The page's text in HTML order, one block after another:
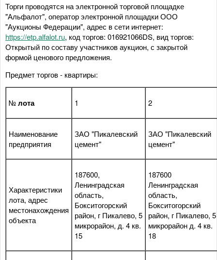
Торги проводятся на электронной торговой площадке
"Альфалот", оператор электронной площадки ООО
"Аукционы Федерации", адрес в сети интернет:
https://etp.alfalot.ru, код торгов: 016921066DS, вид торгов:
Открытый по составу участников аукцион, с закрытой
формой ценового предложения.
Предмет торгов - квартиры:
№лота 1 2
Наименование
предприятия
ЗАО "Пикалевский
цемент"
ЗАО "Пикалевский
цемент"
Характеристики
лота, адрес
местонахождения
объекта
187600,
Ленинградская
область,
Бокситогорский
район, г Пикалево, 5
микрорайон, д. 4 кв.
15
187600
Ленинградская
область,
Бокситогорский
район, г Пикалево, 5
микрорайон д. 4 кв.
18